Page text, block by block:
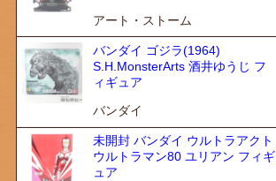
アート・ストーム
バンダイ ゴジラ(1964)
S.H.MonsterArts 酒井ゆうじ フ
ィギュア
バンダイ
未開封 バンダイ ウルトラアクト
ウルトラマン80 ユリアン フィギ
ュア